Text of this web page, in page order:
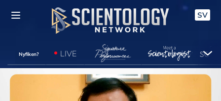
SV
Nyfiken? LIVE